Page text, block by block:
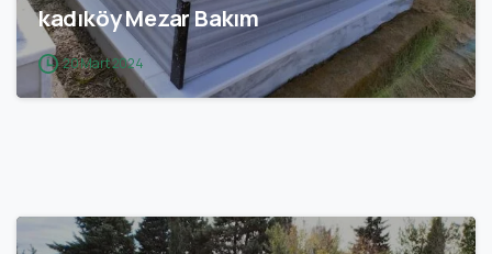
kadıköy Mezar Bakım
20 Mart 2024